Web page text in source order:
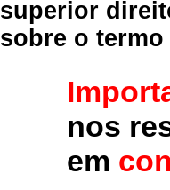
superior
sobre o termo
nos
em